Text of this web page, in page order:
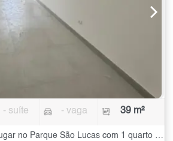
- suíte - vaga 39 m²
Apartamento para Alugar no Parque São Lucas com 1 quarto - 39 m²